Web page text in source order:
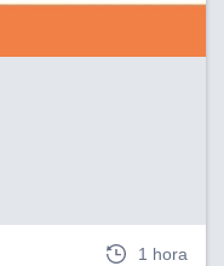
1 hora